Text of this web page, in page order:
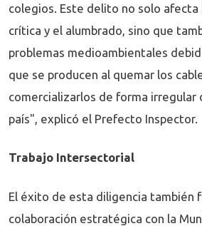
colegios. Este delito no solo
crítica y el alumbrado, sino que
problemas medioambientales
que se producen al quemar los
comercializarlos de forma irregular
país", explicó el Prefecto Inspector.
Trabajo Intersectorial
El éxito de esta diligencia también
colaboración estratégica con la